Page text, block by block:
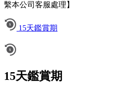
繫本公司客服處理】
15天鑑賞期
15天鑑賞期